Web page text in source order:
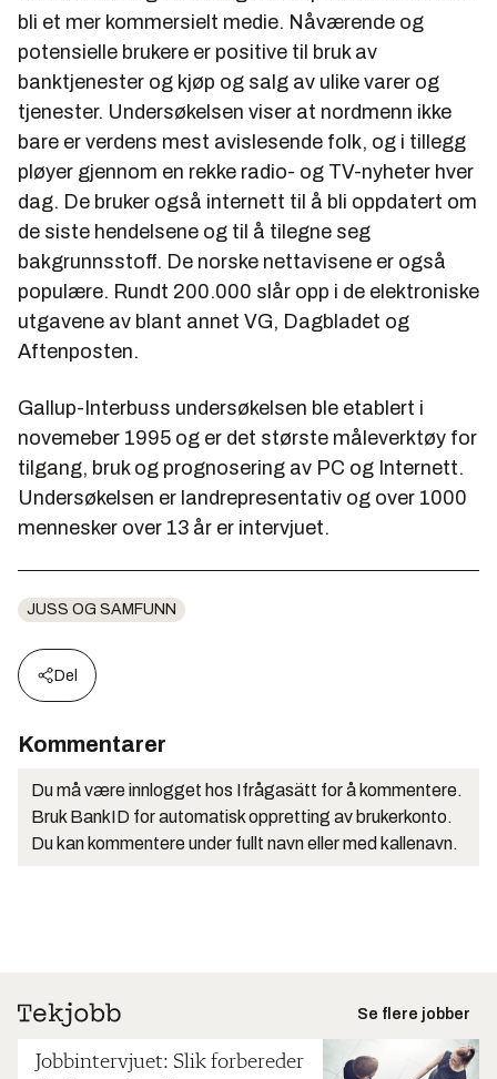
bli et mer kommersielt medie. Nåværende og
potensielle brukere er positive til bruk av
banktjenester og kjøp og salg av ulike varer og
tjenester. Undersøkelsen viser at nordmenn ikke
bare er verdens mest avislesende folk, og i tillegg
pløyer gjennom en rekke radio- og TV-nyheter hver
dag. De bruker også internett til å bli oppdatert om
de siste hendelsene og til å tilegne seg
bakgrunnsstoff. De norske nettavisene er også
populære. Rundt 200.000 slår opp i de elektroniske
utgavene av blant annet VG, Dagbladet og
Aftenposten.
Gallup-Interbuss undersøkelsen ble etablert i
novemeber 1995 og er det største måleverktøy for
tilgang, bruk og prognosering av PC og Internett.
Undersøkelsen er landrepresentativ og over 1000
mennesker over 13 år er intervjuet.
JUSS OG SAMFUNN
Del
Kommentarer
Du må være innlogget hos Ifrågasätt for å kommentere.
Bruk BankID for automatisk oppretting av brukerkonto.
Du kan kommentere under fullt navn eller med kallenavn.
Se flere jobber
Jobbintervjuet: Slik forbereder